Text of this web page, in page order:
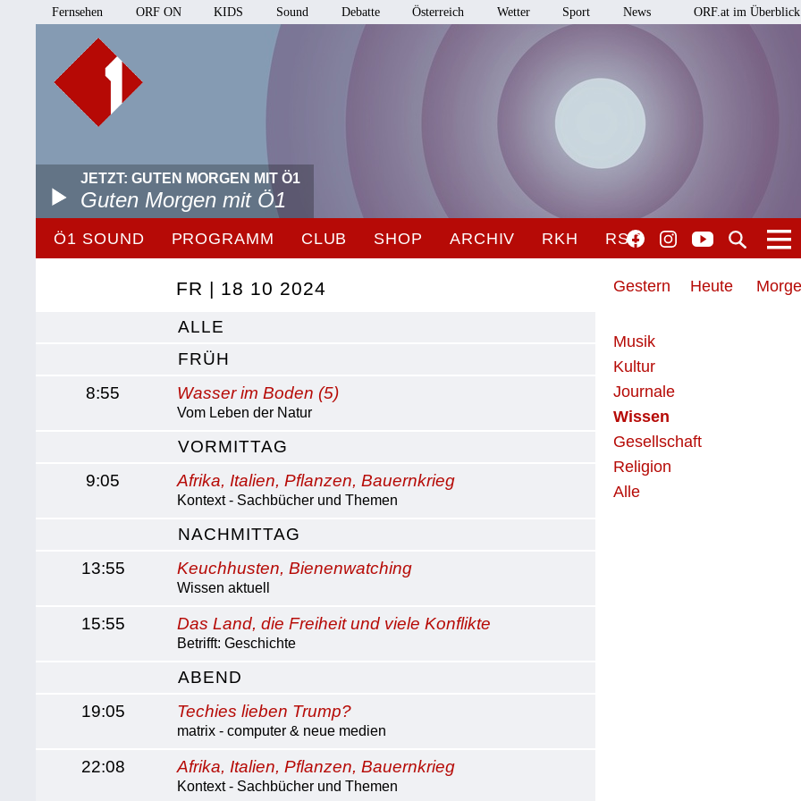
Fernsehen ORF ON KIDS Sound Debatte Österreich Wetter Sport News ORF.at im Überblick
JETZT: GUTEN MORGEN MIT Ö1
Guten Morgen mit Ö1
Ö1 SOUND PROGRAMM CLUB SHOP ARCHIV RKH RSO
Gestern Heute
Musik
Kultur
Journale
Wissen
Gesellschaft
Religion
Alle
FR | 18 10 2024
ALLE
FRÜH
8:55
Wasser im Boden (5)
Vom Leben der Natur
VORMITTAG
9:05
Afrika, Italien, Pflanzen, Bauernkrieg
Kontext - Sachbücher und Themen
NACHMITTAG
13:55
Keuchhusten, Bienenwatching
Wissen aktuell
15:55 Das Land, die Freiheit und viele Konflikte
Betrifft: Geschichte
ABEND
19:05
Techies lieben Trump?
matrix - computer & neue medien
22:08 Afrika, Italien, Pflanzen, Bauernkrieg
Kontext - Sachbücher und Themen